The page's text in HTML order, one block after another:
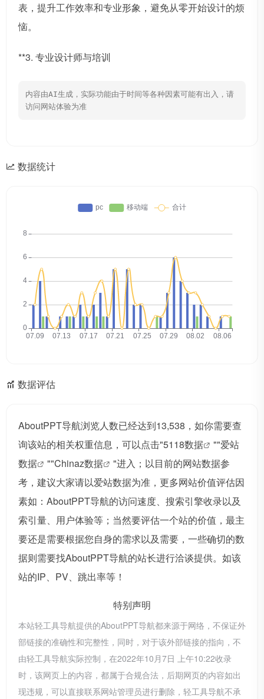
表，提升工作效率和专业形象，避免从零开始设计的烦
恼。
**3. 专业设计师与培训
内容由AI生成，实际功能由于时间等各种因素可能有出入，请
访问网站体验为准
数据统计
数据评估
AboutPPT导航浏览人数已经达到13,538，如你需要查
询该站的相关权重信息，可以点击"5118数据 ""爱站
数据
""Chinaz数据
"进入；以目前的网站数据参
考，建议大家请以爱站数据为准，更多网站价值评估因
素如：AboutPPT导航的访问速度、搜索引擎收录以及
索引量、用户体验等；当然要评估一个站的价值，最主
要还是需要根据您自身的需求以及需要，一些确切的数
据则需要找AboutPPT导航的站长进行洽谈提供。如该
站的IP、PV、跳出率等！
特别声明
本站轻工具导航提供的AboutPPT导航都来源于网络，不保证外
部链接的准确性和完整性，同时，对于该外部链接的指向，不
由轻工具导航实际控制，在2022年10月7日 上午10:22收录
时，该网页上的内容，都属于合规合法，后期网页的内容如出
现违规，可以直接联系网站管理员进行删除，轻工具导航不承